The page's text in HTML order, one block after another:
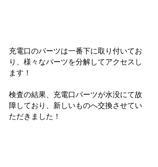
充電口のパーツは一番下に取り付いてお
り、様々なパーツを分解してアクセスし
ます！
検査の結果、充電口パーツが水没にて故
障しており、新しいものへ交換させてい
ただきました！